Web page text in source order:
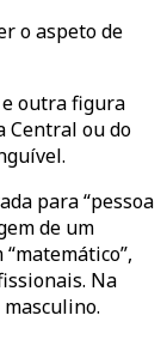
o aspeto de
outra figura
Central ou do
para “pessoa
de um
Na